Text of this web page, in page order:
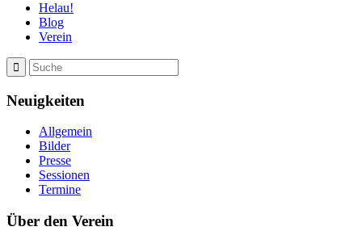
Helau!
Blog
Verein
Neuigkeiten
Allgemein
Bilder
Presse
Sessionen
Termine
Über den Verein